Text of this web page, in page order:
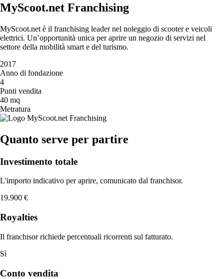
MyScoot.net Franchising
MyScoot.net è il franchising leader nel noleggio di scooter e veicoli
elettrici. Un’opportunità unica per aprire un negozio di servizi nel
settore della mobilità smart e del turismo.
2017
Anno di fondazione
4
Punti vendita
40 mq
Metratura
Quanto serve per partire
Investimento totale
L'importo indicativo per aprire, comunicato dal franchisor.
19.900 €
Royalties
Il franchisor richiede percentuali ricorrenti sul fatturato.
Sì
Conto vendita